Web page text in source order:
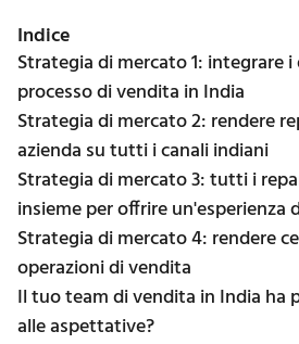
Indice
Strategia di mercato 1: integrare
processo di vendita in India
Strategia di mercato 2: rendere
azienda su tutti i canali indiani
Strategia di mercato 3: tutti i
insieme per offrire un'esperienza
Strategia di mercato 4: rendere
operazioni di vendita
Il tuo team di vendita in India ha
alle aspettative?